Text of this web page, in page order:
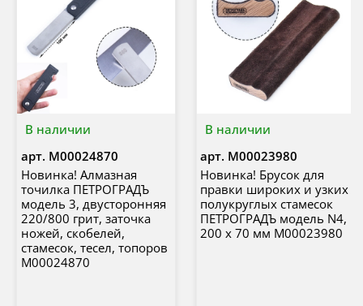
В наличии
арт. М00024870
Новинка! Алмазная
точилка ПЕТРОГРАДЪ
модель 3, двусторонняя
220/800 грит, заточка
ножей, скобелей,
стамесок, тесел, топоров
М00024870
В наличии
арт. М00023980
Новинка! Брусок для
правки широких и узких
полукруглых стамесок
ПЕТРОГРАДЪ модель N4,
200 х 70 мм М00023980